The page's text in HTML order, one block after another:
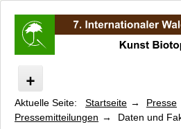
Internationaler Waldkunstpfad
Kunst Biotope
Aktuelle Seite: Startseite
Presse
Pressemitteilungen
Daten und